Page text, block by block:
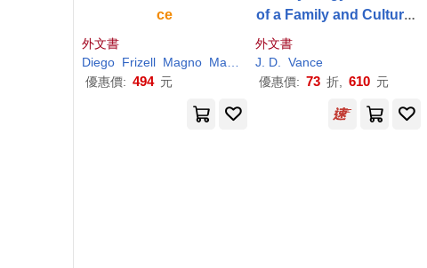
ce
外文書
Diego Frizell Magno Martinena Michael
優惠價: 494 元
of a Family and Culture i
外文書
J
D.
Vance
優惠價: 73 折, 610 元